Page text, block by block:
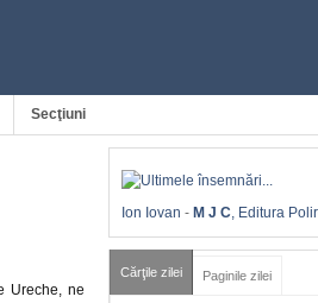
Secţiuni
Ureche, ne
Ion Iovan - M J C, Editura
Cărţile zilei Paginile zilei